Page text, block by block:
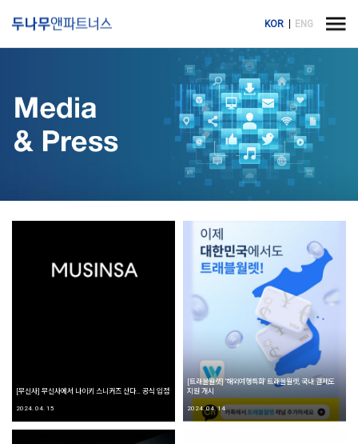
KOR ENG
[무신사] 무신사에서 나이키 스니커즈 산다… 공식 입점
2024. 04. 15
[트래블월렛] '해외여행특화' 트래블월렛, 국내 결제도
지원 개시
2024. 04. 14